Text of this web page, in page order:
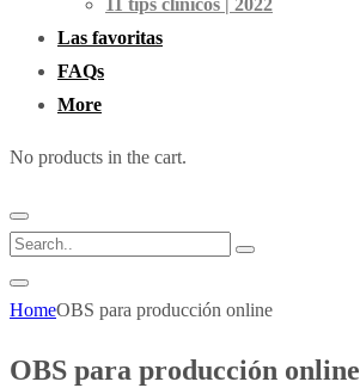
11 tips clínicos | 2022
Las favoritas
FAQs
More
No products in the cart.
HomeOBS para producción online
OBS para producción online